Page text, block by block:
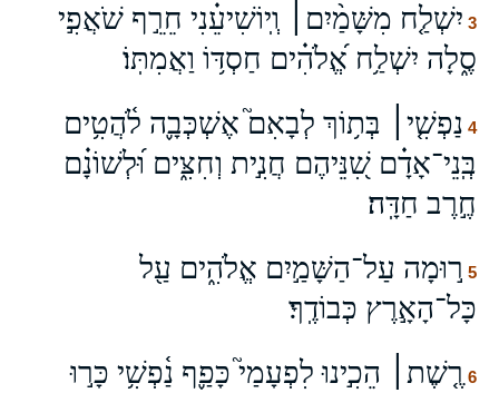
3 יִשְׁלַ֤ח מִשָּׁמַ֨יִם׀ וְֽיוֹשִׁיעֵ֗נִי חֵרֵ֣ף שֹׁאֲפִ֣י
סֶ֑לָה יִשְׁלַ֥ח אֱ֝לֹהִ֗ים חַסְדּ֥וֹ וַאֲמִתּֽוֹ׃
4 נַפְשִׁ֤י׀ בְּת֥וֹךְ לְבָאִם֮ אֶשְׁכְּבָ֪ה לֹ֫הֲטִ֥ים
בְּֽנֵי־אָדָ֗ם שִׁ֭נֵּיהֶם חֲנִ֣ית וְחִצִּ֑ים וּ֝לְשׁוֹנָ֗ם
חֶ֣רֶב חַדָּֽה׃
5 ר֣וּמָה עַל־הַשָּׁמַ֣יִם אֱלֹהִ֑ים עַ֖ל
כָּל־הָאָ֣רֶץ כְּבוֹדֶֽךָ׃
6 רֶ֤שֶׁת׀ הֵכִ֣ינוּ לִפְעָמַי֮ כָּפַ֪ף נַ֫פְשִׁ֥י כָּר֣וּ